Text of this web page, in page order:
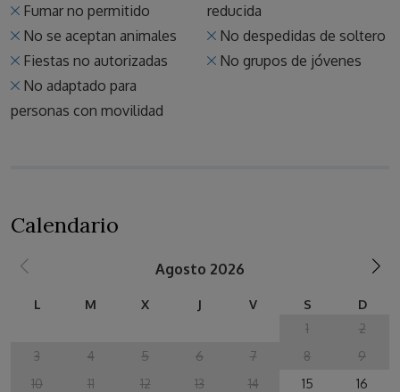
Fumar no permitido
No se aceptan animales
Fiestas no autorizadas
personas con movilidad
reducida
No despedidas de soltero
No grupos de jóvenes
Calendario
Agosto 2026
L M X J V S
D
1
2
3
4 5 6 7 8
9
10
11 12 13 14 15
16